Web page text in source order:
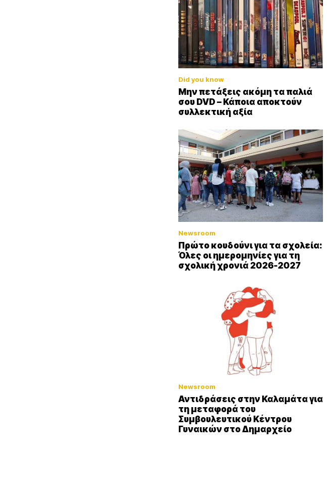
Did you know
Μην πετάξεις ακόμη τα παλιά
σου DVD – Κάποια αποκτούν
συλλεκτική αξία
Newsroom
Πρώτο κουδούνι για τα σχολεία:
Όλες οι ημερομηνίες για τη
σχολική χρονιά 2026-2027
Newsroom
Αντιδράσεις στην Καλαμάτα για
τη μεταφορά του
Συμβουλευτικού Κέντρου
Γυναικών στο Δημαρχείο